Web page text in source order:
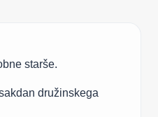
starše.
družinskega